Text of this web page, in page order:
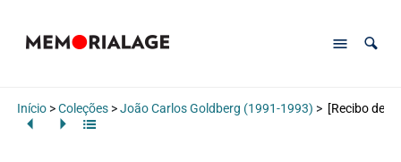
Início>Coleções>João Carlos Goldberg (1991-1993) > [Recibo de